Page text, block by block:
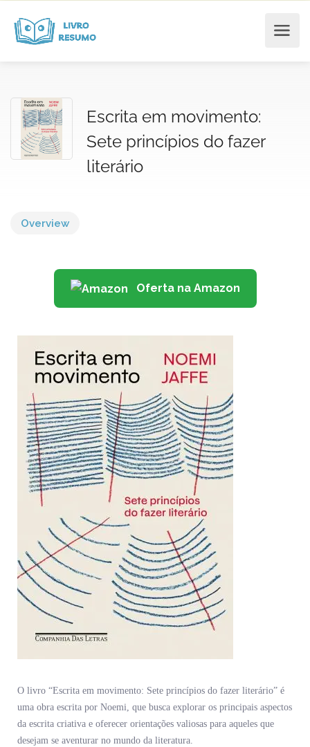
Escrita em movimento:
Sete princípios do fazer
literário
Overview
Oferta na Amazon
O livro “Escrita em movimento: Sete princípios do fazer literário” é
uma obra escrita por Noemi, que busca explorar os principais aspectos
da escrita criativa e oferecer orientações valiosas para aqueles que
desejam se aventurar no mundo da literatura.